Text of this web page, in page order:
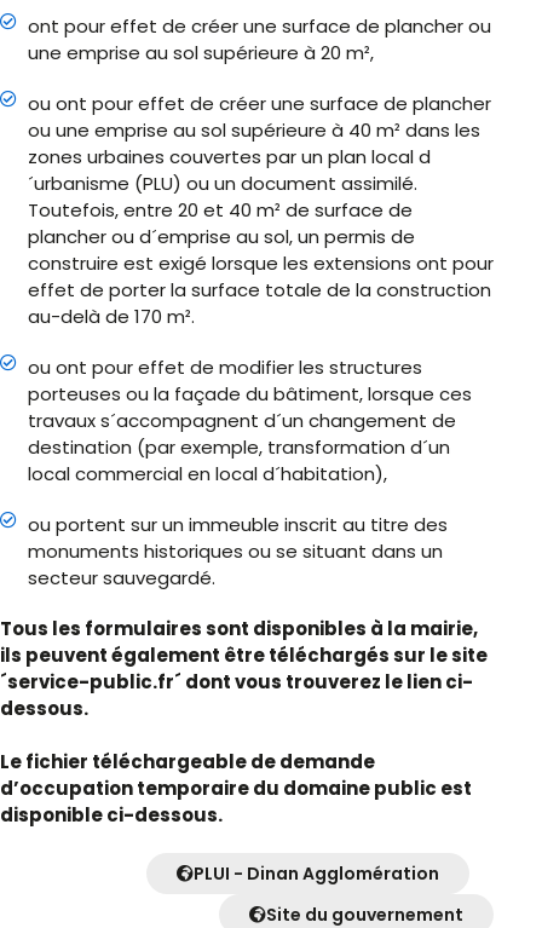
ont pour effet de créer une surface de plancher ou
une emprise au sol supérieure à 20 m²,
ou ont pour effet de créer une surface de plancher
ou une emprise au sol supérieure à 40 m² dans les
zones urbaines couvertes par un plan local d
´urbanisme (PLU) ou un document assimilé.
Toutefois, entre 20 et 40 m² de surface de
plancher ou d´emprise au sol, un permis de
construire est exigé lorsque les extensions ont pour
effet de porter la surface totale de la construction
au-delà de 170 m².
ou ont pour effet de modifier les structures
porteuses ou la façade du bâtiment, lorsque ces
travaux s´accompagnent d´un changement de
destination (par exemple, transformation d´un
local commercial en local d´habitation),
ou portent sur un immeuble inscrit au titre des
monuments historiques ou se situant dans un
secteur sauvegardé.
Tous les formulaires sont disponibles à la mairie,
ils peuvent également être téléchargés sur le site
´service-public.fr´ dont vous trouverez le lien ci-
dessous.
Le fichier téléchargeable de demande
d’occupation temporaire du domaine public est
disponible ci-dessous.
PLUI - Dinan Agglomération
Site du gouvernement